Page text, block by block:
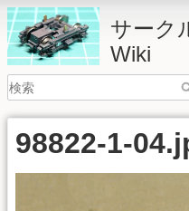
サーク
Wiki
98822-1-